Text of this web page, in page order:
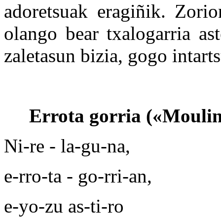
adoretsuak eragiñik.
olango bear txalogarria
zaletasun bizia, gogo
Errota gorria
Ni-re - la-gu-na,
e-rro-ta - go-rri-an,
e-yo-zu as-ti-ro